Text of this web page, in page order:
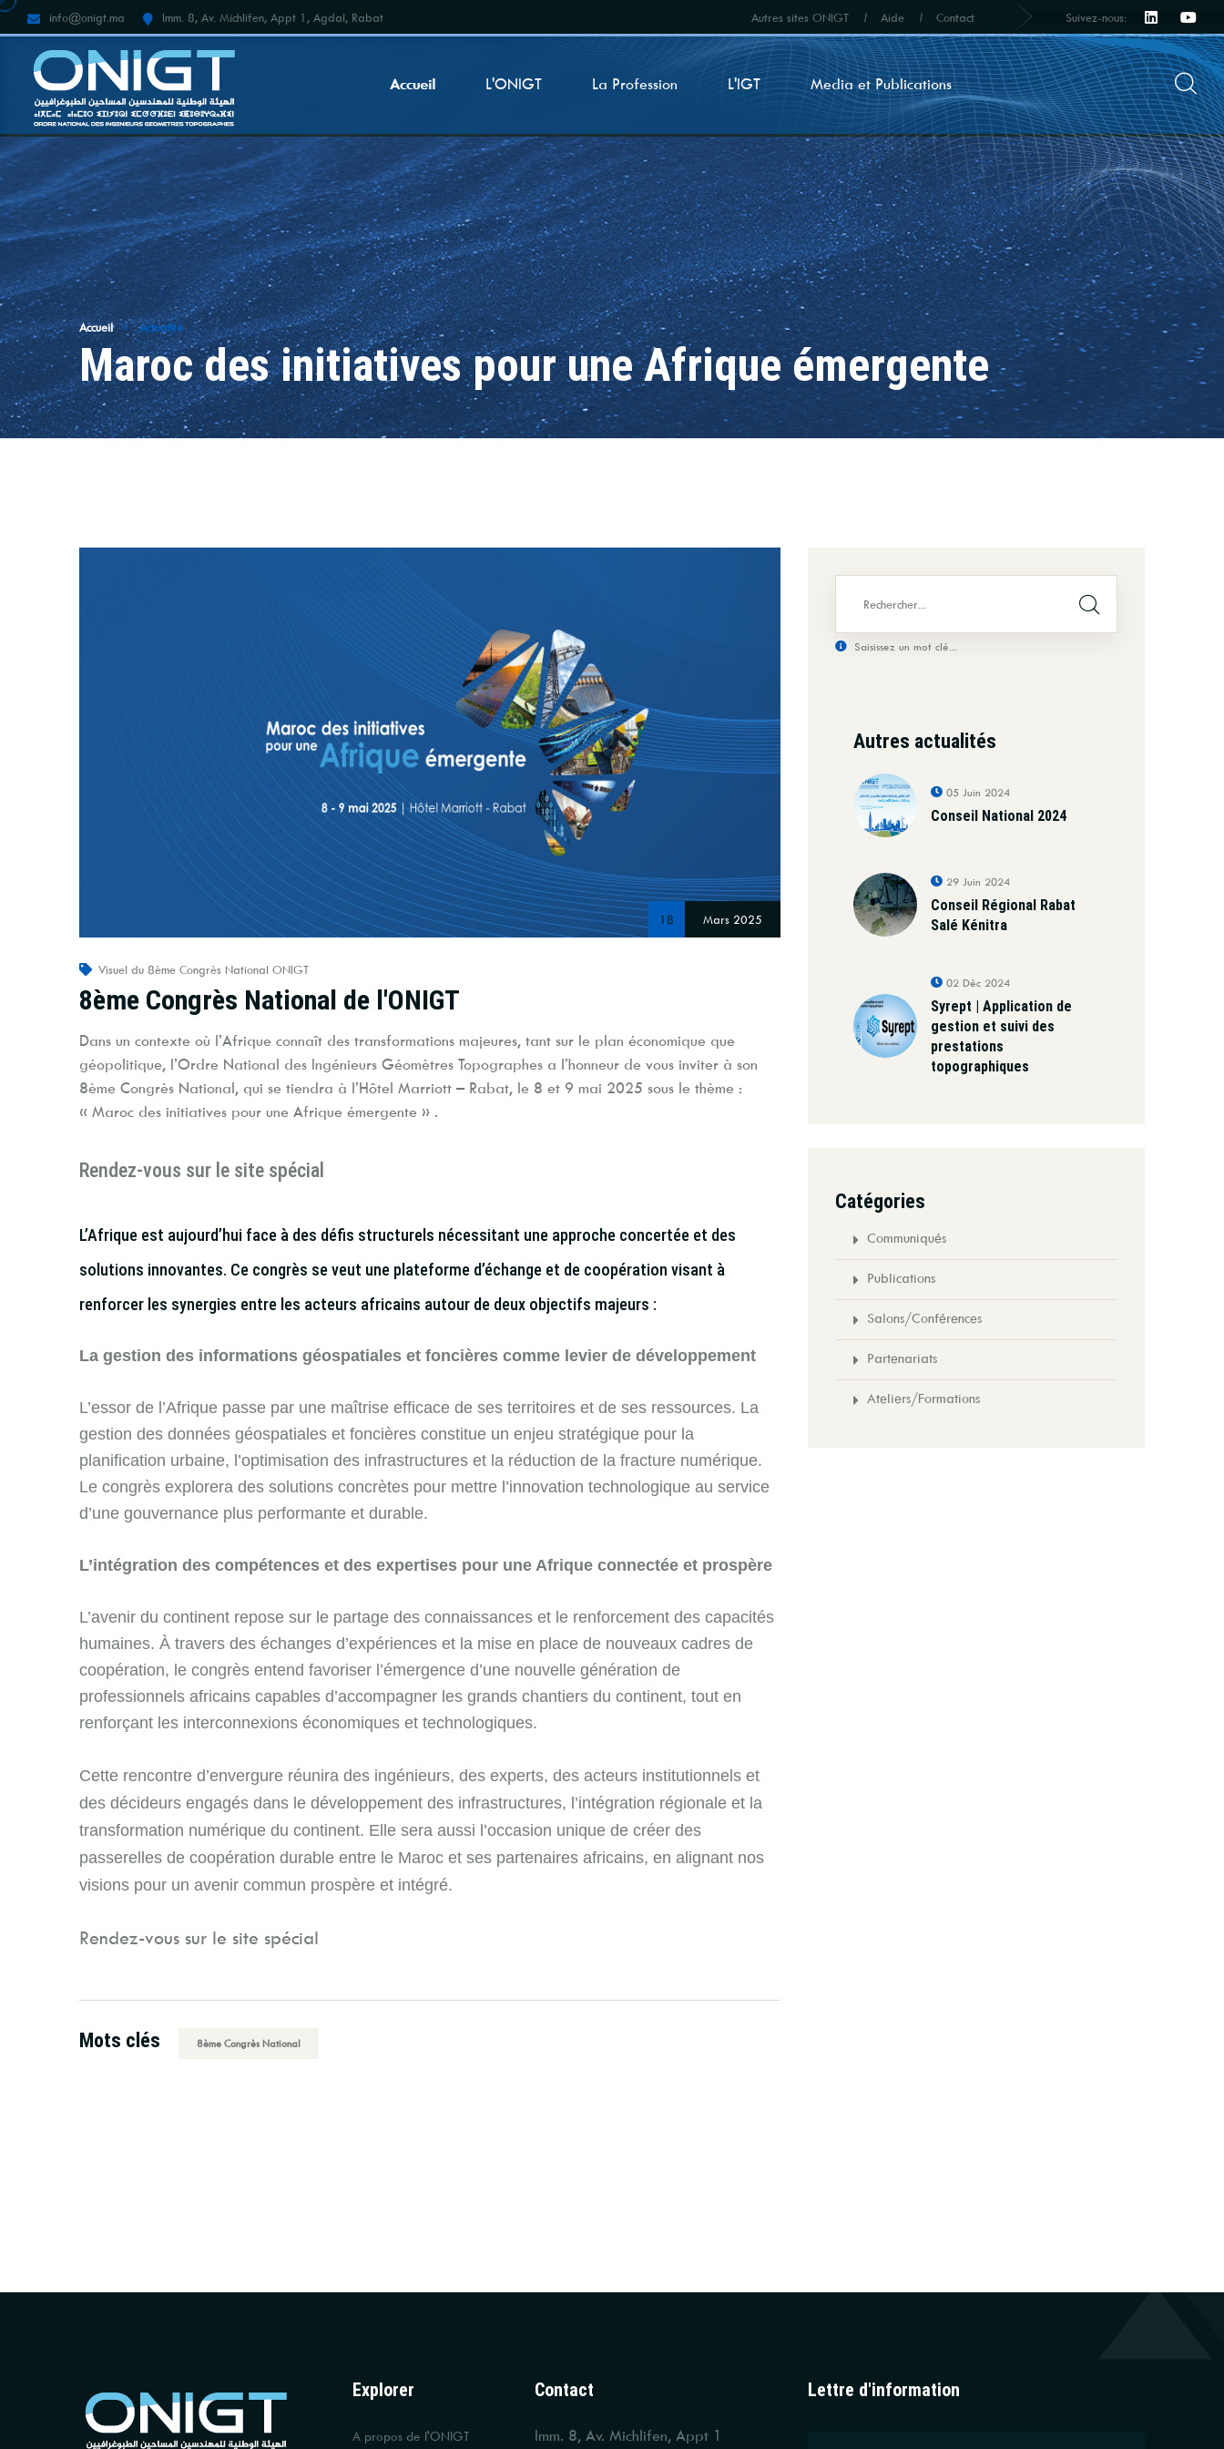
info@onigt.ma Imm. 8, Av. Michlifen, Appt 1, Agdal, Rabat Autres sites ONIGT Aide Contact Suivez-nous:
Accueil L'ONIGT La Profession L'IGT Media et Publications
Accueil Actualité
Maroc des initiatives pour une Afrique émergente
18 Mars 2025
Visuel du 8ème Congrès National ONIGT
8ème Congrès National de l'ONIGT
Dans un contexte où l’Afrique connaît des transformations majeures, tant sur le plan économique que
géopolitique, l’Ordre National des Ingénieurs Géomètres Topographes a l’honneur de vous inviter à son
8ème Congrès National, qui se tiendra à l’Hôtel Marriott – Rabat, le 8 et 9 mai 2025 sous le thème :
« Maroc des initiatives pour une Afrique émergente » .
Rendez-vous sur le site spécial
L’Afrique est aujourd’hui face à des défis structurels nécessitant une approche concertée et des
solutions innovantes. Ce congrès se veut une plateforme d’échange et de coopération visant à
renforcer les synergies entre les acteurs africains autour de deux objectifs majeurs :
La gestion des informations géospatiales et foncières comme levier de développement
L’essor de l’Afrique passe par une maîtrise efficace de ses territoires et de ses ressources. La
gestion des données géospatiales et foncières constitue un enjeu stratégique pour la
planification urbaine, l’optimisation des infrastructures et la réduction de la fracture numérique.
Le congrès explorera des solutions concrètes pour mettre l’innovation technologique au service
d’une gouvernance plus performante et durable.
L’intégration des compétences et des expertises pour une Afrique connectée et prospère
L’avenir du continent repose sur le partage des connaissances et le renforcement des capacités
humaines. À travers des échanges d’expériences et la mise en place de nouveaux cadres de
coopération, le congrès entend favoriser l’émergence d’une nouvelle génération de
professionnels africains capables d’accompagner les grands chantiers du continent, tout en
renforçant les interconnexions économiques et technologiques.
Cette rencontre d’envergure réunira des ingénieurs, des experts, des acteurs institutionnels et
des décideurs engagés dans le développement des infrastructures, l’intégration régionale et la
transformation numérique du continent. Elle sera aussi l’occasion unique de créer des
passerelles de coopération durable entre le Maroc et ses partenaires africains, en alignant nos
visions pour un avenir commun prospère et intégré.
Rendez-vous sur le site spécial
Mots clés 8ème Congrès National
Saisissez un mot clé...
Autres actualités
05 Juin 2024
Conseil National 2024
29 Juin 2024
Conseil Régional Rabat
Salé Kénitra
02 Déc 2024
Syrept | Application de
gestion et suivi des
prestations
topographiques
Catégories
Communiqués
Publications
Salons/Conférences
Partenariats
Ateliers/Formations
Explorer
A propos de l'ONIGT
Contact
Imm. 8, Av. Michlifen, Appt 1
Lettre d'information